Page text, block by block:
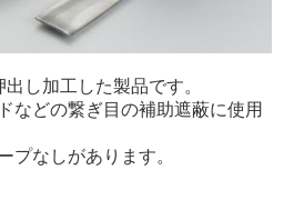
し加工した製品です。
などの繋ぎ目の補助遮蔽に使用
プなしがあります。